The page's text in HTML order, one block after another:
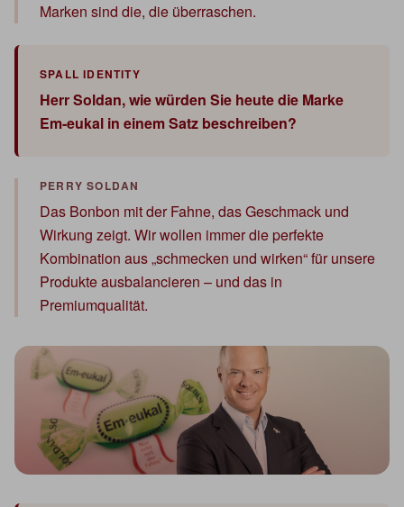
Marken sind die, die überraschen.
Herr Soldan, wie würden Sie heute die Marke
Em-eukal in einem Satz beschreiben?
Das Bonbon mit der Fahne, das Geschmack und
Wirkung zeigt. Wir wollen immer die perfekte
Kombination aus „schmecken und wirken“ für unsere
Produkte ausbalancieren – und das in
Premiumqualität.